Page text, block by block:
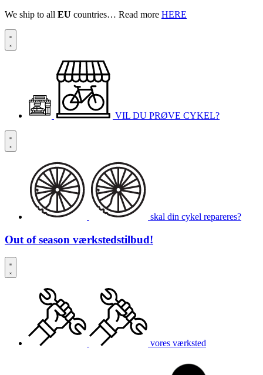
We ship to all EU countries… Read more HERE
VIL DU PRØVE CYKEL?
skal din cykel repareres?
Out of season værkstedstilbud!
vores værksted